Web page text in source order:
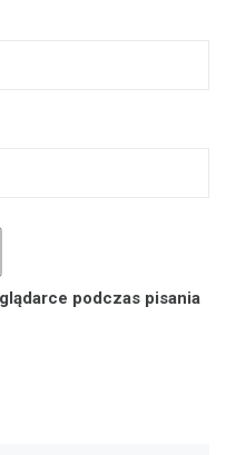
podczas pisania